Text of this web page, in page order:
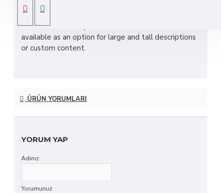
Each tab can also be set up as a link and point to
other pages or open popup modules. Optional
"Show More" collapsible block content is also
available as an option for large and tall descriptions
or custom content.
ÜRÜN YORUMLARI
YORUM YAP
Adınız
Yorumunuz